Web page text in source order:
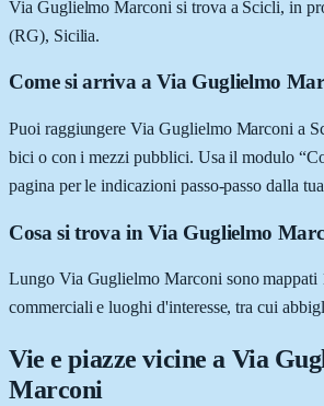
Via Guglielmo Marconi si trova a Scicli, in
(RG), Sicilia.
Come si arriva a Via Guglielmo
Puoi raggiungere Via Guglielmo Marconi a
bici o con i mezzi pubblici. Usa il modulo
pagina per le indicazioni passo-passo dalla
Cosa si trova in Via Guglielmo
Lungo Via Guglielmo Marconi sono mappati
commerciali e luoghi d'interesse, tra cui
Vie e piazze vicine a Via
Marconi